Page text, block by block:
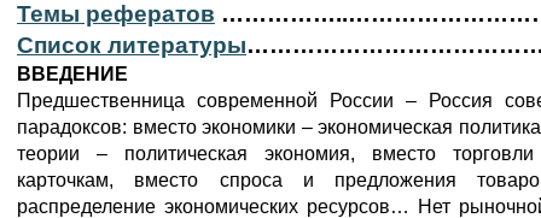
Темы рефератов
Список литературы
ВВЕДЕНИЕ
Предшественница современной России – Россия
парадоксов: вместо экономики – экономическая
теории – политическая экономия, вместо
карточкам, вместо спроса и предложения
распределение экономических ресурсов… Нет